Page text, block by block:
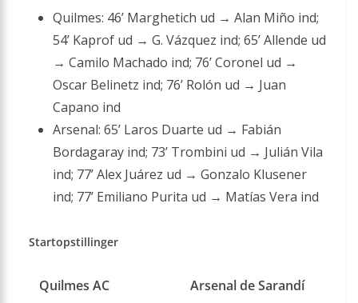
Quilmes: 46’ Marghetich ud → Alan Miño ind;
54’ Kaprof ud → G. Vázquez ind; 65’ Allende ud
→ Camilo Machado ind; 76’ Coronel ud →
Oscar Belinetz ind; 76’ Rolón ud → Juan
Capano ind
Arsenal: 65’ Laros Duarte ud → Fabián
Bordagaray ind; 73’ Trombini ud → Julián Vila
ind; 77’ Alex Juárez ud → Gonzalo Klusener
ind; 77’ Emiliano Purita ud → Matías Vera ind
Startopstillinger
Quilmes AC Arsenal de Sarandí